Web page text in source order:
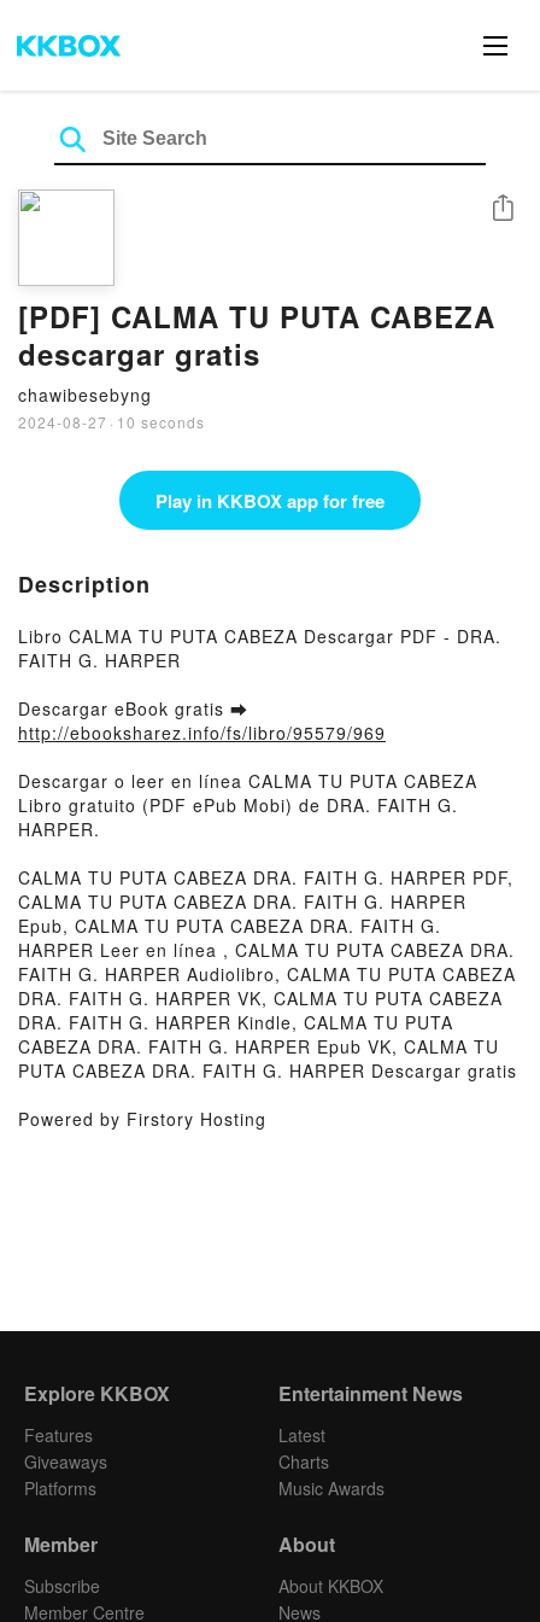
[PDF] CALMA TU PUTA CABEZA
descargar gratis
chawibesebyng
2024-08-27 · 10 seconds
Share
Play in KKBOX app for free
Description
Libro CALMA TU PUTA CABEZA Descargar PDF - DRA.
FAITH G. HARPER
Descargar eBook gratis ➡
http://ebooksharez.info/fs/libro/95579/969
Descargar o leer en línea CALMA TU PUTA CABEZA
Libro gratuito (PDF ePub Mobi) de DRA. FAITH G.
HARPER.
CALMA TU PUTA CABEZA DRA. FAITH G. HARPER PDF,
CALMA TU PUTA CABEZA DRA. FAITH G. HARPER
Epub, CALMA TU PUTA CABEZA DRA. FAITH G.
HARPER Leer en línea , CALMA TU PUTA CABEZA DRA.
FAITH G. HARPER Audiolibro, CALMA TU PUTA CABEZA
DRA. FAITH G. HARPER VK, CALMA TU PUTA CABEZA
DRA. FAITH G. HARPER Kindle, CALMA TU PUTA
CABEZA DRA. FAITH G. HARPER Epub VK, CALMA TU
PUTA CABEZA DRA. FAITH G. HARPER Descargar gratis
Powered by Firstory Hosting
Explore KKBOX
Features
Giveaways
Platforms
Entertainment News
Latest
Charts
Music Awards
Member
Subscribe
Member Centre
About
About KKBOX
News